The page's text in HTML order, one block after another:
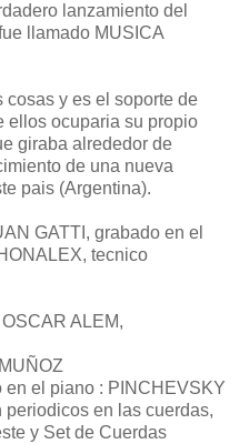
lanzamiento del
llamado MUSICA
cosas y es el soporte de
ellos ocuparia su propio
giraba alrededor de
de una nueva
pais (Argentina).
GATTI, grabado en el
tecnico
ALEM,
el piano : PINCHEVSKY
periodicos en las cuerdas,
y Set de Cuerdas